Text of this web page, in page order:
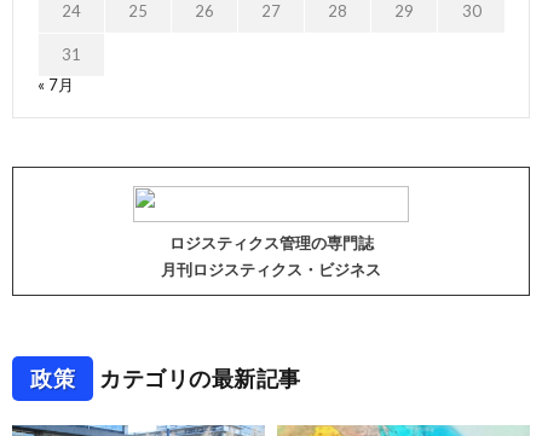
24 25 26 27 28 29 30
31
« 7月
ロジスティクス管理の専門誌
月刊ロジスティクス・ビジネス
政策 カテゴリの最新記事